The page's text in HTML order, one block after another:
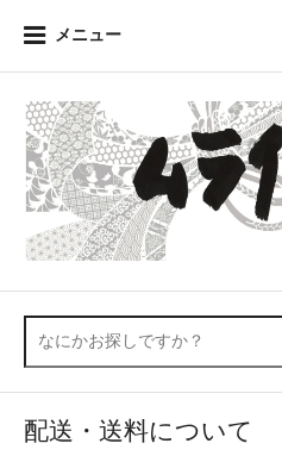
メニュー
配送・送料について